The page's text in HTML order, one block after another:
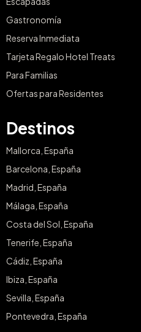
Gastronomía
Reserva Inmediata
Tarjeta Regalo Hotel Treats
Para Familias
Ofertas para Residentes
Destinos
Mallorca, España
Barcelona, España
Madrid, España
Málaga, España
Costa del Sol, España
Tenerife, España
Cádiz, España
Ibiza, España
Sevilla, España
Pontevedra, España